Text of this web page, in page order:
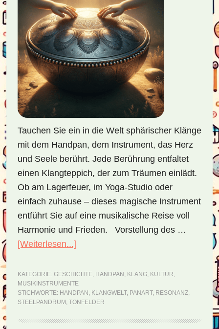
Tauchen Sie ein in die Welt sphärischer Klänge
mit dem Handpan, dem Instrument, das Herz
und Seele berührt. Jede Berührung entfaltet
einen Klangteppich, der zum Träumen einlädt.
Ob am Lagerfeuer, im Yoga-Studio oder
einfach zuhause – dieses magische Instrument
entführt Sie auf eine musikalische Reise voll
Harmonie und Frieden. Vorstellung des …
[Weiterlesen...]
die
musikalische
Form
KATEGORIE: GESCHICHTE, HANDPAN , KLANG, KULTUR,
MUSIKINSTRUMENTE
STICHWORTE: HANDPAN , KLANGWELT, PANART, RESONANZ,
STEELPANDRUM , TONFELDER